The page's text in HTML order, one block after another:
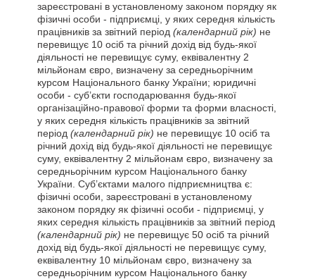
зареєстровані в установленому законом порядку як
фізичні особи - підприємці, у яких середня кількість
працівників за звітний період (календарний рік) не
перевищує 10 осіб та річний дохід від будь-якої
діяльності не перевищує суму, еквівалентну 2
мільйонам євро, визначену за середньорічним
курсом Національного банку України; юридичні
особи - суб’єкти господарювання будь-якої
організаційно-правової форми та форми власності,
у яких середня кількість працівників за звітний
період (календарний рік) не перевищує 10 осіб та
річний дохід від будь-якої діяльності не перевищує
суму, еквівалентну 2 мільйонам євро, визначену за
середньорічним курсом Національного банку
України. Суб’єктами малого підприємництва є:
фізичні особи, зареєстровані в установленому
законом порядку як фізичні особи - підприємці, у
яких середня кількість працівників за звітний період
(календарний рік) не перевищує 50 осіб та річний
дохід від будь-якої діяльності не перевищує суму,
еквівалентну 10 мільйонам євро, визначену за
середньорічним курсом Національного банку